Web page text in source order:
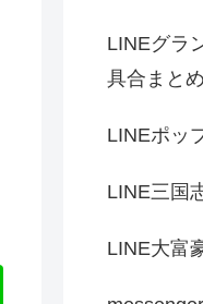
LINEグラ
具合まとめ
LINEポッ
LINE三国
LINE大富